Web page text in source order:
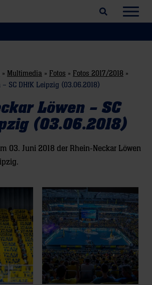
Suchfeld öffnen
» Multimedia » Fotos » Fotos 2017/2018 »
– SC DHfK Leipzig (03.06.2018)
Löwen – SC
(03.06.2018)
03. Juni 2018 der Rhein-Neckar Löwen